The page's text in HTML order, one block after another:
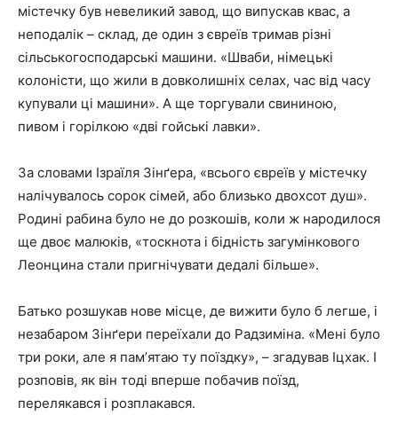
містечку був невеликий завод, що випускав квас, а
неподалік – склад, де один з євреїв тримав різні
сільськогосподарські машини. «Шваби, німецькі
колоністи, що жили в довколишніх селах, час від часу
купували ці машини». А ще торгували свининою,
пивом і горілкою «дві гойські лавки».
За словами Ізраїля Зінґера, «всього євреїв у містечку
налічувалось сорок сімей, або близько двохсот душ».
Родині рабина було не до розкошів, коли ж народилося
ще двоє малюків, «тоскнота і бідність загумінкового
Леонцина стали пригнічувати дедалі більше».
Батько розшукав нове місце, де вижити було б легше, і
незабаром Зінґери переїхали до Радзиміна. «Мені було
три роки, але я памʼятаю ту поїздку», – згадував Іцхак. І
розповів, як він тоді вперше побачив поїзд,
перелякався і розплакався.